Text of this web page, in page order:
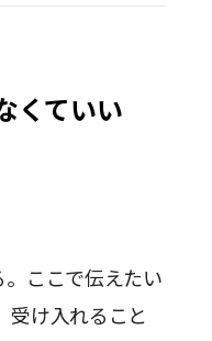
くていい
ここで伝えたい
受け入れること